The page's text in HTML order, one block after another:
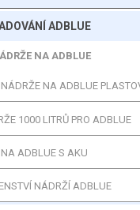
ADBLUE
NA ADBLUE
NA ADBLUE
1000 LITRŮ PRO ADBLUE
ADBLUE S AKU
NÁDRŽÍ ADBLUE